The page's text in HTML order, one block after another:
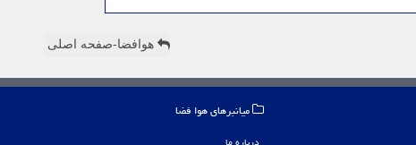
هوافضا-صفحه اصلی
میانبرهای هوا فضا